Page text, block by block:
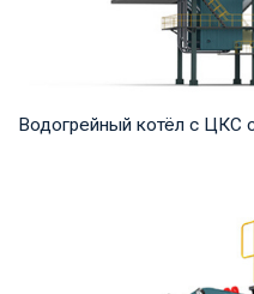
Водогрейный котёл с ЦКС
мощность продукта: 58-116